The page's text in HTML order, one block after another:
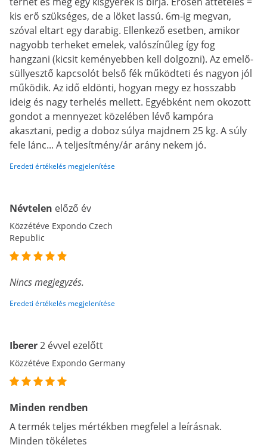
kis erő szükséges, de a löket lassú. 6m-ig megvan,
szóval eltart egy darabig. Ellenkező esetben, amikor
nagyobb terheket emelek, valószínűleg így fog
hangzani (kicsit keményebben kell dolgozni). Az emelő-
süllyesztő kapcsolót belső fék működteti és nagyon jól
működik. Az idő eldönti, hogyan megy ez hosszabb
ideig és nagy terhelés mellett. Egyébként nem okozott
gondot a mennyezet közelében lévő kampóra
akasztani, pedig a doboz súlya majdnem 25 kg. A súly
fele lánc... A teljesítmény/ár arány nekem jó.
Eredeti értékelés megjelenítése
Névtelen előző év
Közzétéve Expondo Czech
Republic
Nincs megjegyzés.
Eredeti értékelés megjelenítése
Iberer2 évvel ezelőtt
Közzétéve Expondo Germany
Minden rendben
A termék teljes mértékben megfelel a leírásnak.
Minden tökéletes